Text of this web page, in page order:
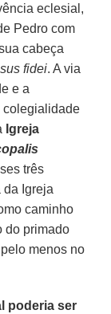
eclesial,
Pedro com
cabeça
fidei. A via
e a
colegialidade
Igreja
três
da Igreja
caminho
do primado
menos no
poderia ser